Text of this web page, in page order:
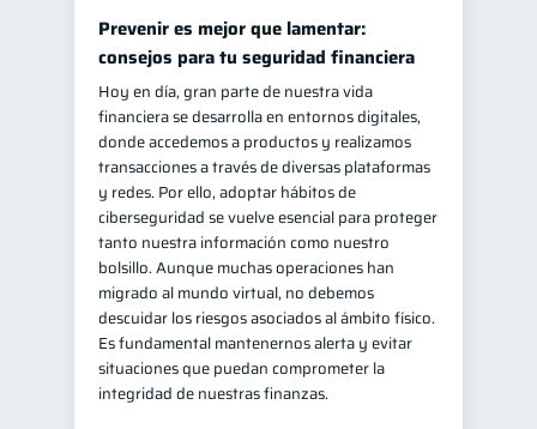
Prevenir es mejor que lamentar:
consejos para tu seguridad financiera
Hoy en día, gran parte de nuestra vida
financiera se desarrolla en entornos digitales,
donde accedemos a productos y realizamos
transacciones a través de diversas plataformas
y redes. Por ello, adoptar hábitos de
ciberseguridad se vuelve esencial para proteger
tanto nuestra información como nuestro
bolsillo. Aunque muchas operaciones han
migrado al mundo virtual, no debemos
descuidar los riesgos asociados al ámbito físico.
Es fundamental mantenernos alerta y evitar
situaciones que puedan comprometer la
integridad de nuestras finanzas.